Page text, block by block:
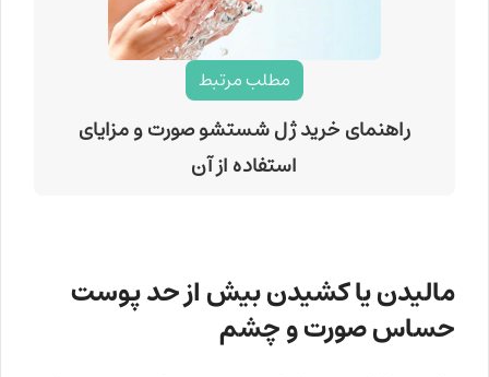
مطلب مرتبط
راهنمای خرید ژل شستشو صورت و مزایای
استفاده از آن
مالیدن یا کشیدن بیش از حد پوست
حساس صورت و چشم